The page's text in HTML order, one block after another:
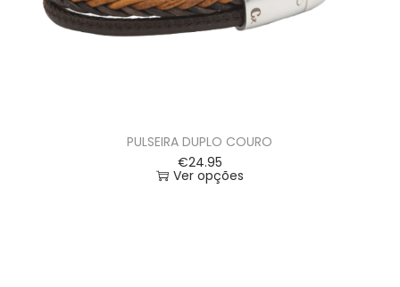
PULSEIRA DUPLO COURO
€24.95
Ver opções